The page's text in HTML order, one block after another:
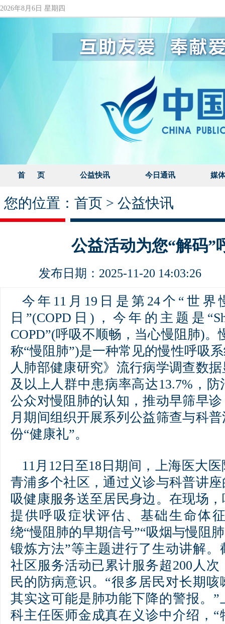
2026年8月6日 星期四
首 页 公益快讯 今日通讯 媒
您的位置： 首页 > 公益快讯
公益活动为您“解码”
发布日期：2025-11-20 14:03:26
今年11月19日是第24个“世界
日”(COPD日)，今年的主题是
COPD”(呼吸不顺畅，当心慢阻肺)
称“慢阻肺”)是一种常见的慢性呼吸
人肺部健康研究》流行病学调查数
及以上人群中患病率高达13.7%，
公众对慢阻肺的认知，推动早筛早
月期间组织开展系列公益筛查与科
份“健康礼”。
11月12日至18日期间，上海医大
青浦多个社区，通过义诊与科普讲
吸健康服务送至居民身边。在现场
提供呼吸症状评估、基础生命体
绕“慢阻肺的早期信号”“吸烟与慢阻
锻炼方法”等主题进行了生动讲解。
社区服务活动已累计服务超200人
民的防病意识。“很多居民对长期
其实这可能是肺功能下降的警报。
科主任医师金成真在义诊中介绍，